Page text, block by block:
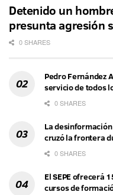
Detenido un
presunta agresión
0 SHARES
Pedro Fernández
servicio de todos
0 SHARES
La
cruzó la frontera
0 SHARES
El SEPE ofrecerá
cursos de